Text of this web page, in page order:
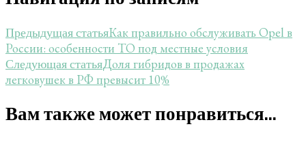
Предыдущая статьяКак правильно обслуживать Opel в
России: особенности ТО под местные условия
Следующая статьяДоля гибридов в продажах
легковушек в РФ превысит 10%
Вам также может понравиться...